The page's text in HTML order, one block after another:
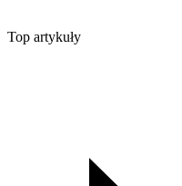
Top artykuły